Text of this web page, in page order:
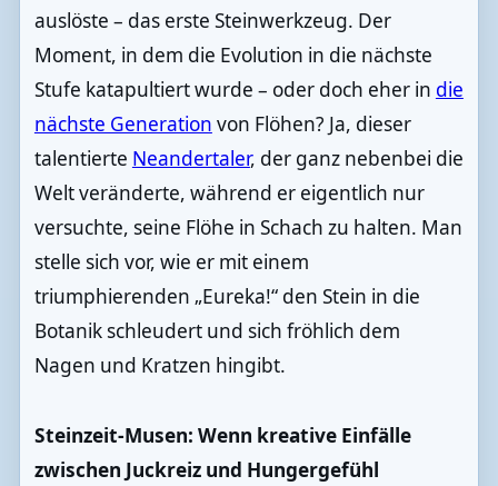
auslöste – das erste Steinwerkzeug. Der
Moment, in dem die Evolution in die nächste
Stufe katapultiert wurde – oder doch eher in die
nächste Generation von Flöhen? Ja, dieser
talentierte Neandertaler, der ganz nebenbei die
Welt veränderte, während er eigentlich nur
versuchte, seine Flöhe in Schach zu halten. Man
stelle sich vor, wie er mit einem
triumphierenden „Eureka!“ den Stein in die
Botanik schleudert und sich fröhlich dem
Nagen und Kratzen hingibt.
Steinzeit-Musen: Wenn kreative Einfälle
zwischen Juckreiz und Hungergefühl